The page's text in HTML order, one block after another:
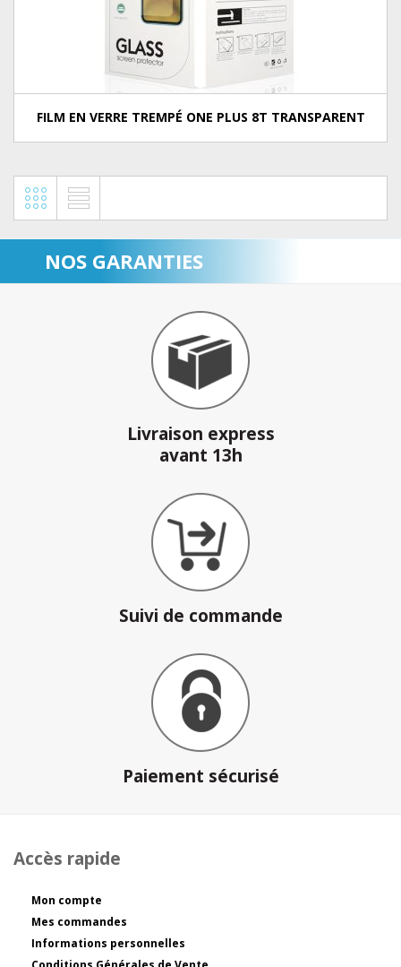
FILM EN VERRE TREMPÉ ONE PLUS 8T TRANSPARENT
NOS GARANTIES
Livraison express
avant 13h
Suivi de commande
Paiement sécurisé
Accès rapide
Mon compte
Mes commandes
Informations personnelles